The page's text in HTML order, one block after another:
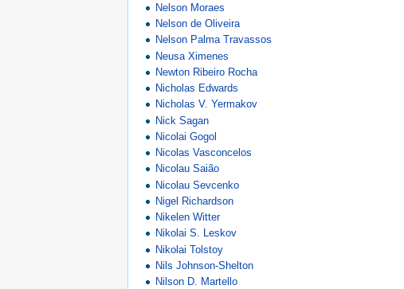
Nelson Moraes
Nelson de Oliveira
Nelson Palma Travassos
Neusa Ximenes
Newton Ribeiro Rocha
Nicholas Edwards
Nicholas V. Yermakov
Nick Sagan
Nicolai Gogol
Nicolas Vasconcelos
Nicolau Saião
Nicolau Sevcenko
Nigel Richardson
Nikelen Witter
Nikolai S. Leskov
Nikolai Tolstoy
Nils Johnson-Shelton
Nilson D. Martello